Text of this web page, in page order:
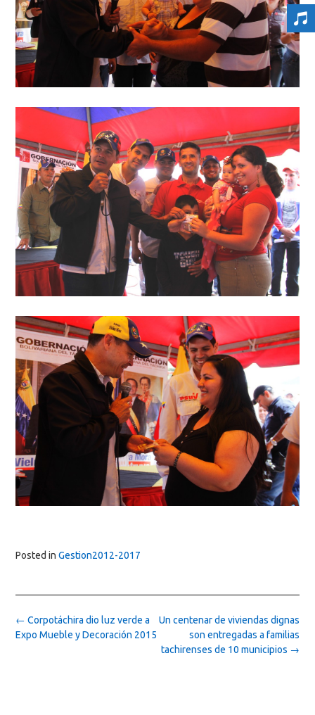
Posted in Gestion2012-2017
Post
navigation
Un centenar de viviendas dignas
son entregadas a familias
tachirenses de 10 municipios →
← Corpotáchira dio luz verde a
Expo Mueble y Decoración 2015